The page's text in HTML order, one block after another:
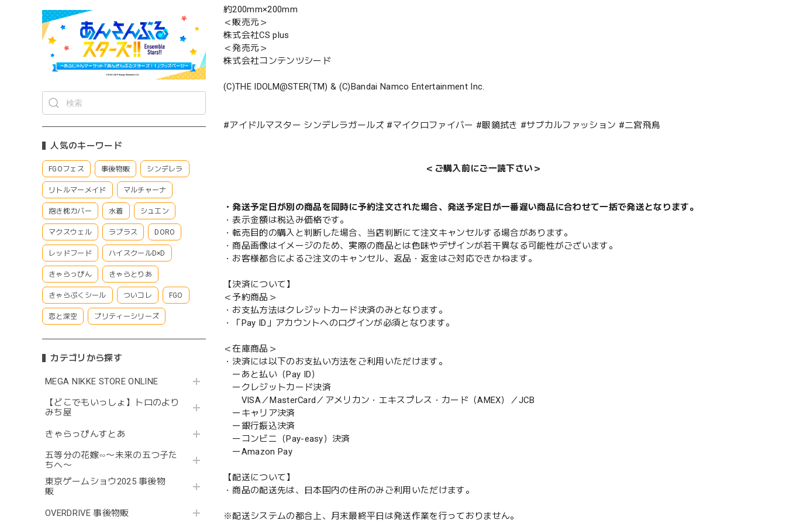
人気のキーワード
FGOフェス 事後物販 シンデレラ
リトルマーメイド マルチャーナ
抱き枕カバー 水着 シュエン
マクスウェル ラプラス DORO
レッドフード ハイスクールD×D
きゃらっぴん きゃらとりあ
きゃらぷくシール ついコレ FGO
恋と深空 プリティーシリーズ
カテゴリから探す
MEGA NIKKE STORE ONLINE
【どこでもいっしょ】トロのより
みち屋
きゃらっぴんすとあ
五等分の花嫁∽〜未来の五つ子た
ちへ〜
東京ゲームショウ2025 事後物
販
OVERDRIVE 事後物販
約200mm×200mm
＜販売元＞
株式会社CS plus
＜発売元＞
株式会社コンテンツシード
(C)THE IDOLM@STER(TM) & (C)Bandai Namco Entertainment Inc.
#アイドルマスター シンデレラガールズ #マイクロファイバー #眼鏡拭き #サブカルファッション #二宮飛鳥
＜ご購入前にご一読下さい＞
・発送予定日が別の商品を同時に予約注文された場合、発送予定日が一番遅い商品に合わせて一括で発送となります。
・表示金額は税込み価格です。
・転売目的の購入と判断した場合、当店判断にて注文キャンセルする場合があります。
・商品画像はイメージのため、実際の商品とは色味やデザインが若干異なる可能性がございます。
・お客様都合によるご注文のキャンセル、返品・返金はご対応できかねます。
【決済について】
＜予約商品＞
・お支払方法はクレジットカード決済のみとなります。
・「Pay ID」アカウントへのログインが必須となります。
＜在庫商品＞
・決済には以下のお支払い方法をご利用いただけます。
ーあと払い（Pay ID）
ークレジットカード決済
VISA／MasterCard／アメリカン・エキスプレス・カード（AMEX）／JCB
ーキャリア決済
ー銀行振込決済
ーコンビニ（Pay-easy）決済
ーAmazon Pay
【配送について】
・商品の配送先は、日本国内の住所のみご利用いただけます。
※配送システムの都合上、月末最終平日は発送作業を行っておりません。